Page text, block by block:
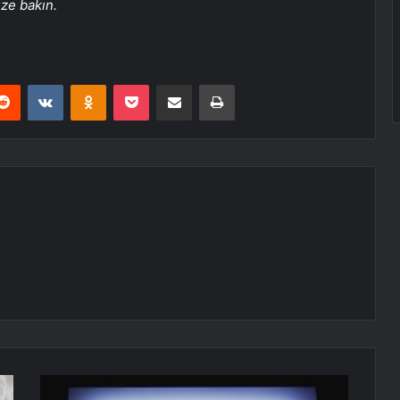
bakın.
Reddit VKontakteOdnoklassniki
Pocket E-Posta ile paylaş Yazdır